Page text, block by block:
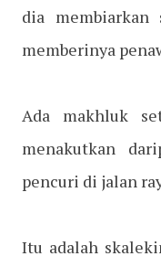
dia
memberinya
Ada makhluk
menakutkan
pencuri di jalan
Itu adalah